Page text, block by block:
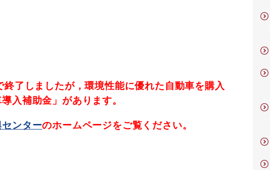
了しましたが，環境性能に優れた自動車を購入
入補助金」があります。
ンターのホームページをご覧ください。